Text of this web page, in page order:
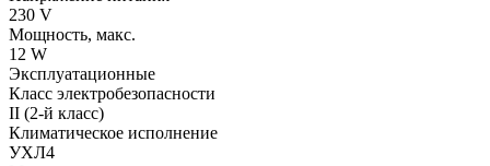
230 V
Мощность, макс.
12 W
Эксплуатационные
Класс электробезопасности
II (2-й класс)
Климатическое исполнение
УХЛ4